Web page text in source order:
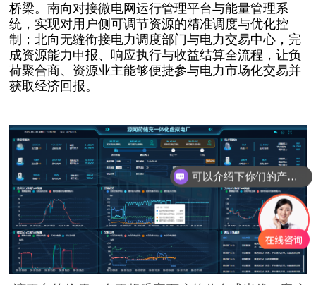
桥梁。南向对接微电网运行管理平台与能量管理系
统，实现对用户侧可调节资源的精准调度与优化控
制；北向无缝衔接电力调度部门与电力交易中心，完
成资源能力申报、响应执行与收益结算全流程，让负
荷聚合商、资源业主能够便捷参与电力市场化交易并
获取经济回报。
可以介绍下你们的产品么